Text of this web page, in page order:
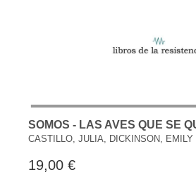
SOMOS - LAS AVES QUE SE
CASTILLO, JULIA, DICKINSON, EMILY
19,00 €